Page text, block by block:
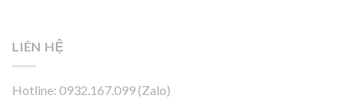
LIÊN HỆ
Hotline: 0932.167.099 (Zalo)